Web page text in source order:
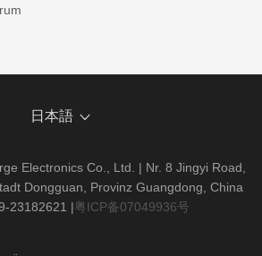
日本語
Electronics Co., Ltd. | Nr. 8 Jingyi Road,
Dongguan, Provinz Guangdong, China
23182621 |粤ICP备07049936号